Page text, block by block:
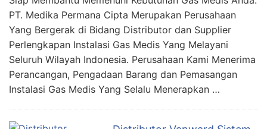
PT. Medika Permana Cipta Merupakan Perusahaan
Yang Bergerak di Bidang Distributor dan Supplier
Perlengkapan Instalasi Gas Medis Yang Melayani
Seluruh Wilayah Indonesia. Perusahaan Kami Menerima
Perancangan, Pengadaan Barang dan Pemasangan
Instalasi Gas Medis Yang Selalu Menerapkan …